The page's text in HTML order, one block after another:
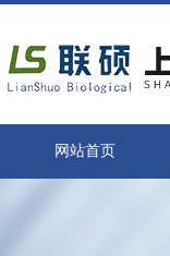
网站首页